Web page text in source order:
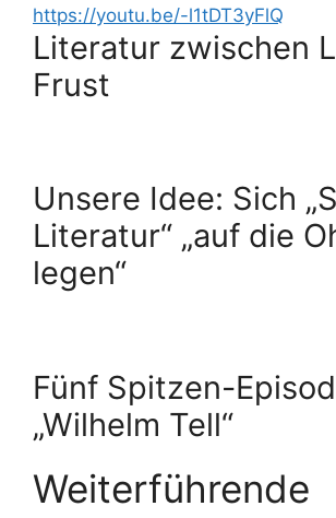
https://youtu.be/-l1tDT3yFlQ
Literatur zwischen
Frust
Unsere Idee: Sich
Literatur“ „auf die
legen“
Fünf Spitzen-
„Wilhelm Tell“
Weiterführende